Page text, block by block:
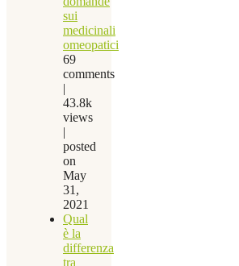
sui
medicinali
omeopatici
69
comments
|
43.8k
views
|
posted
on
May
31,
2021
Qual
è la
differenza
tra